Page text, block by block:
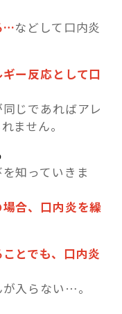
…などして口内炎
ー反応として口
じであればアレ
ません。
知っていきま
合、口内炎を繰
とでも、口内炎
入らない…。